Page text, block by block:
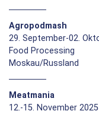
Agropodmash
29. September-02.
Food Processing
Moskau/Russland
Meatmania
12.-15. November 2025